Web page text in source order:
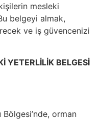
mesleki
belgeyi almak,
ve iş güvencenizi
YETERLİLİK BELGESİ
Bölgesi’nde, orman